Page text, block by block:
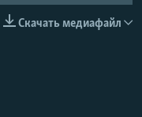
Скачать медиафайл